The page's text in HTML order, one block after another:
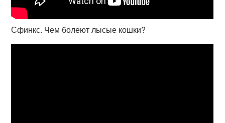
Сфинкс. Чем болеют лысые кошки?